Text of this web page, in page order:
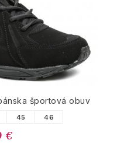
športová obuv
45 46
€